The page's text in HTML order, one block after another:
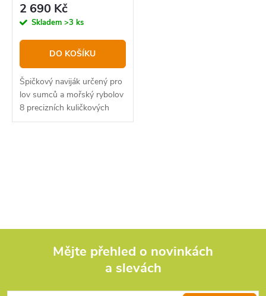
2 690 Kč
Skladem >3 ks
DO KOŠÍKU
Špičkový naviják určený pro
lov sumců a mořský rybolov
8 precizních kuličkových
ložisek počítačem
á
Mějte přehled o novinkách
a slevách